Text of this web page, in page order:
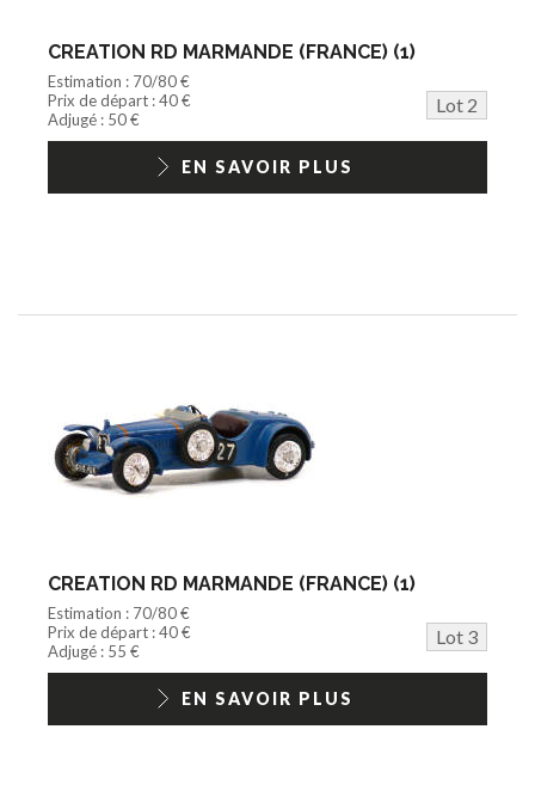
CREATION RD MARMANDE (FRANCE) (1)
Estimation : 70/80 €
Prix de départ : 40 €
Lot 2
Adjugé : 50 €
EN SAVOIR PLUS
CREATION RD MARMANDE (FRANCE) (1)
Estimation : 70/80 €
Prix de départ : 40 €
Lot 3
Adjugé : 55 €
EN SAVOIR PLUS